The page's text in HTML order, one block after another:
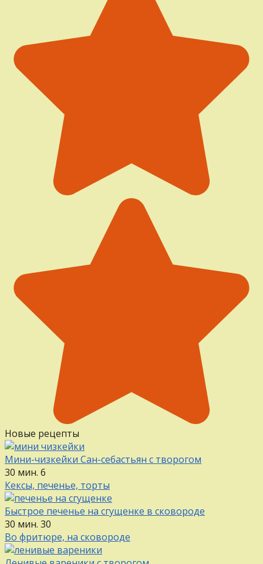
Новые рецепты
Мини-чизкейки Сан-себастьян с творогом
30 мин. 6
Кексы, печенье, торты
Быстрое печенье на сгущенке в сковороде
30 мин. 30
Во фритюре, на сковороде